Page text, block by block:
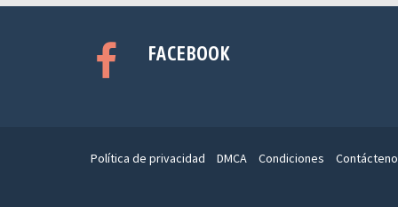
FACEBOOK
Política de privacidad DMCA Condiciones